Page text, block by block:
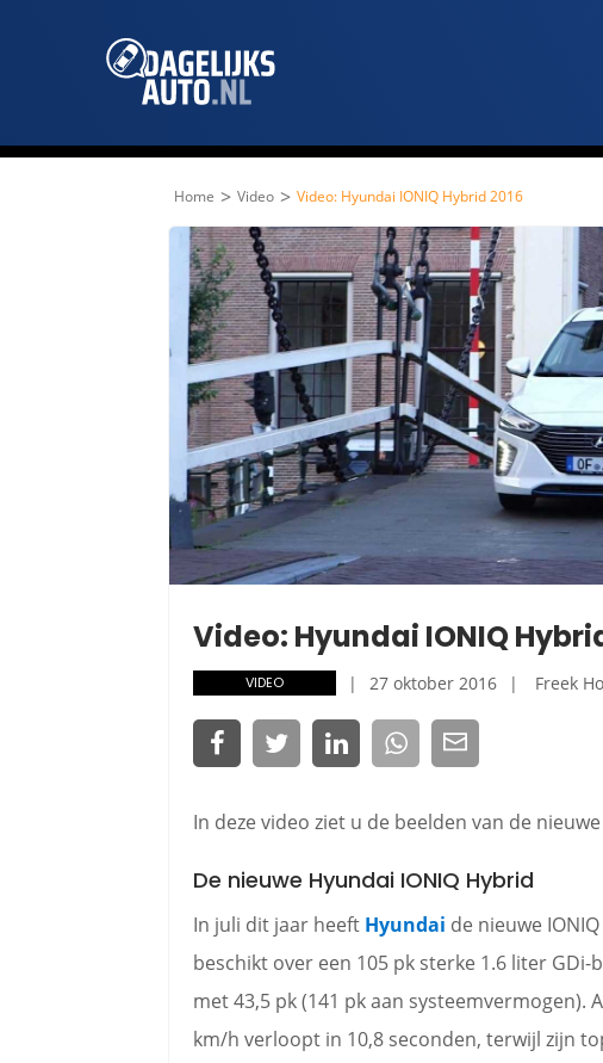
Home > Video > Video: Hyundai IONIQ Hybrid 2016
Video: Hyundai IONIQ
VIDEO 27 oktober 2016 Freek
In deze video ziet u de beelden van de
De nieuwe Hyundai IONIQ Hybrid
In juli dit jaar heeft Hyundai de nieuwe
beschikt over een 105 pk sterke 1.6 liter
met 43,5 pk (141 pk aan systeemvermogen).
km/h verloopt in 10,8 seconden, terwijl zijn